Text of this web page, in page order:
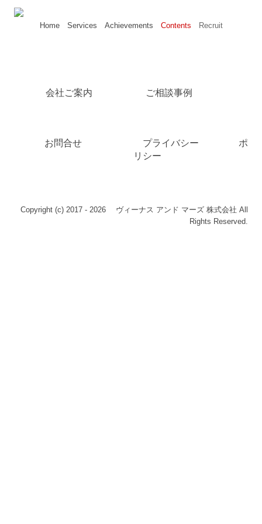
Home Services Achievements Contents Recruit
会社ご案内 ご相談事例
お問合せ プライバシー
ポ
リシー
Copyright (c) 2017 - 2026 ヴィーナス アンド マーズ 株式会社 All
Rights Reserved.